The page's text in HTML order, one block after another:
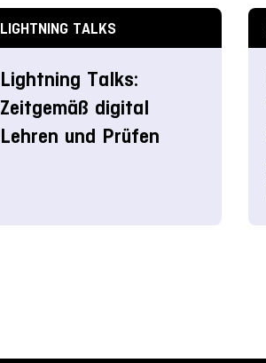
LIGHTNING TALKS
Lightning Talks:
Zeitgemäß digital
Lehren und Prüfen